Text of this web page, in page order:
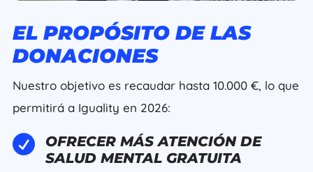
EL PROPÓSITO DE LAS
DONACIONES
Nuestro objetivo es recaudar hasta 10.000 €, lo que
permitirá a Iguality en 2026:

OFRECER MÁS ATENCIÓN DE
SALUD MENTAL GRATUITA